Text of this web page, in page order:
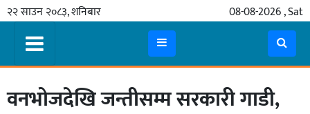
२२ साउन २०८३, शनिबार 08-08-2026 , Sat
स्थानीय
प्रदेश
मधेश
वनभोजदेखि जन्तीसम्म सरकारी गाडी,